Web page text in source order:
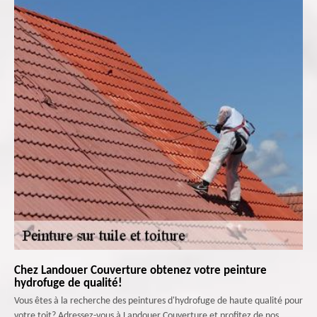
Chez Landouer Couverture obtenez votre peinture
hydrofuge de qualité!
Vous êtes à la recherche des peintures d'hydrofuge de haute qualité pour